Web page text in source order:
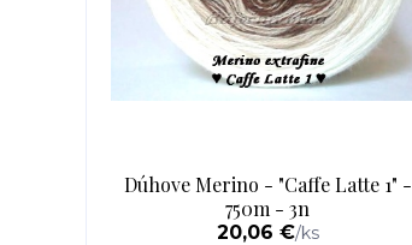
Dúhove Merino - "Caffe Latte 1" -
750m - 3n
20,06 €/ks